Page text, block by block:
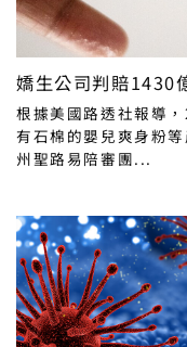
嬌生公司判賠1430
根據美國路透社報導
有石棉的嬰兒爽身粉
州聖路易陪審團...